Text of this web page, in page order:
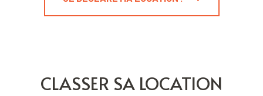
CLASSER SA LOCATION